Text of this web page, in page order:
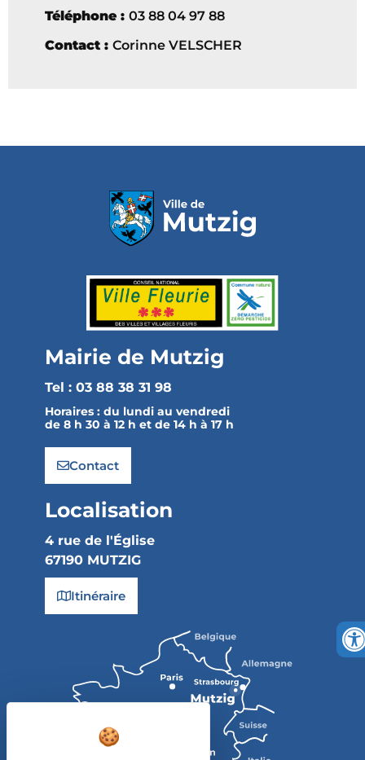
Téléphone : 03 88 04 97 88
Contact : Corinne VELSCHER
Mairie de Mutzig
Tel : 03 88 38 31 98
Horaires : du lundi au vendredi
de 8 h 30 à 12 h et de 14 h à 17 h
Contact
Localisation
4 rue de l'Église
67190 MUTZIG
Itinéraire